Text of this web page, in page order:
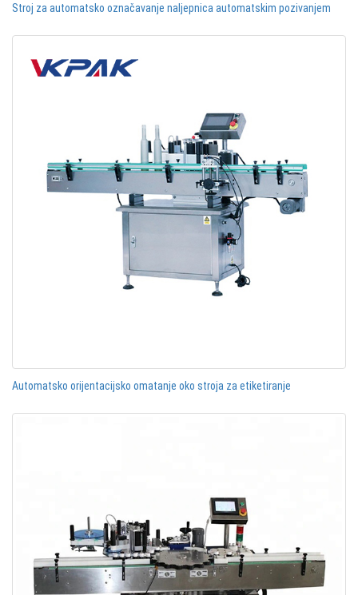
Stroj za automatsko označavanje naljepnica automatskim pozivanjem
Automatsko orijentacijsko omatanje oko stroja za etiketiranje